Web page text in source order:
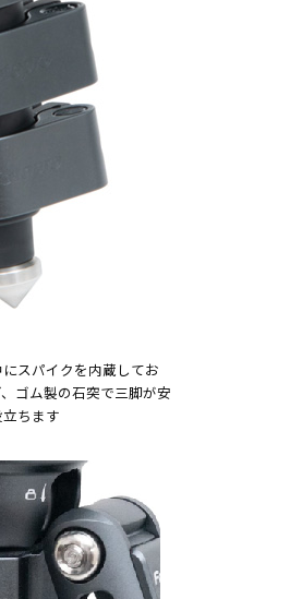
スパイクを内蔵してお
ゴム製の石突で三脚が安
ちます